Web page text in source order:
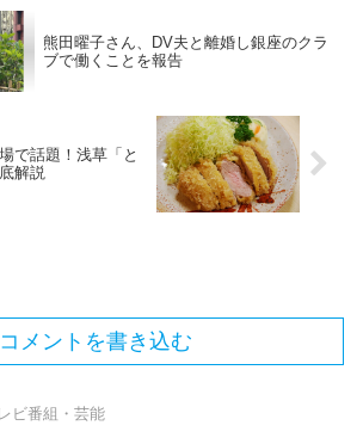
熊田曜子さん、DV夫と離婚し銀座のクラ
ブで働くことを報告
で話題！浅草「と
解説
コメントを書き込む
ビ番組・芸能